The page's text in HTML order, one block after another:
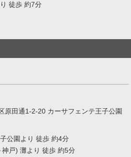
徒歩 約7分
原田通1-2-20 カーサフェンテ王子公園
公園より 徒歩 約4分
戸) 灘より 徒歩 約5分